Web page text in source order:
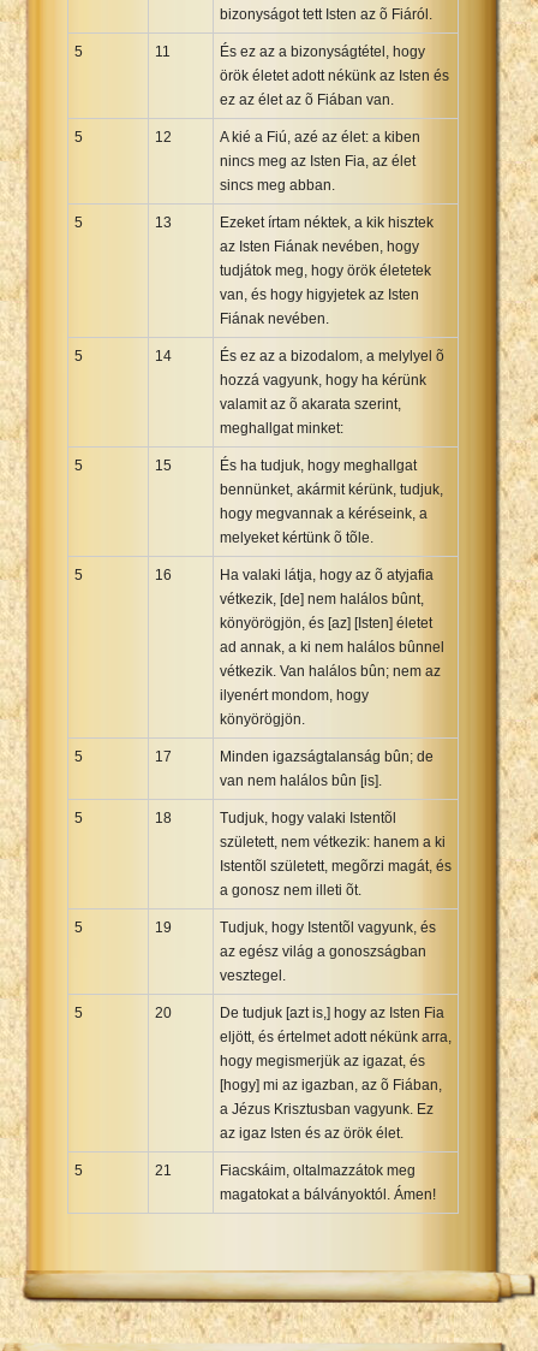
bizonyságot tett Isten az õ Fiáról.
5 11
És ez az a bizonyságtétel, hogy
örök életet adott nékünk az Isten és
ez az élet az õ Fiában van.
5 12
A kié a Fiú, azé az élet: a kiben
nincs meg az Isten Fia, az élet
sincs meg abban.
5 13
Ezeket írtam néktek, a kik hisztek
az Isten Fiának nevében, hogy
tudjátok meg, hogy örök életetek
van, és hogy higyjetek az Isten
Fiának nevében.
5 14
És ez az a bizodalom, a melylyel õ
hozzá vagyunk, hogy ha kérünk
valamit az õ akarata szerint,
meghallgat minket:
5 15
És ha tudjuk, hogy meghallgat
bennünket, akármit kérünk, tudjuk,
hogy megvannak a kéréseink, a
melyeket kértünk õ tõle.
5 16
Ha valaki látja, hogy az õ atyjafia
vétkezik, [de] nem halálos bûnt,
könyörögjön, és [az] [Isten] életet
ad annak, a ki nem halálos bûnnel
vétkezik. Van halálos bûn; nem az
ilyenért mondom, hogy
könyörögjön.
5 17
Minden igazságtalanság bûn; de
van nem halálos bûn [is].
5 18
Tudjuk, hogy valaki Istentõl
született, nem vétkezik: hanem a ki
Istentõl született, megõrzi magát, és
a gonosz nem illeti õt.
5 19
Tudjuk, hogy Istentõl vagyunk, és
az egész világ a gonoszságban
vesztegel.
5 20
De tudjuk [azt is,] hogy az Isten Fia
eljött, és értelmet adott nékünk arra,
hogy megismerjük az igazat, és
[hogy] mi az igazban, az õ Fiában,
a Jézus Krisztusban vagyunk. Ez
az igaz Isten és az örök élet.
5 21
Fiacskáim, oltalmazzátok meg
magatokat a bálványoktól. Ámen!